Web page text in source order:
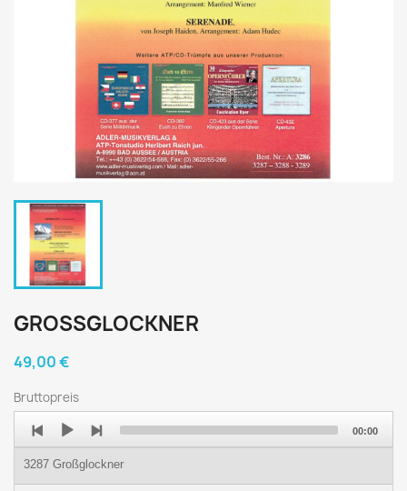
GROSSGLOCKNER
49,00 €
Bruttopreis
Player
3287 Großglockner
00:00